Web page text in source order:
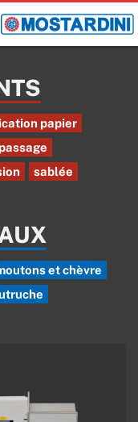
papier
sablée
et chèvre